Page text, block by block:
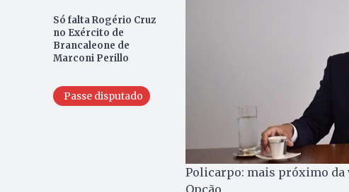
Só falta Rogério Cruz
no Exército de
Brancaleone de
Marconi Perillo
Passe disputado
Policarpo: mais próximo da
Opção